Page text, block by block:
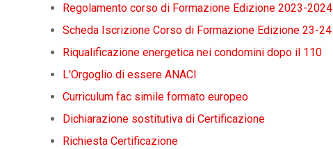
Regolamento corso di Formazione Edizione 2023-2024
Scheda Iscrizione Corso di Formazione Edizione 23-24
Riqualificazione energetica nei condomini dopo il 110
L'Orgoglio di essere ANACI
Curriculum fac simile formato europeo
Dichiarazione sostitutiva di Certificazione
Richiesta Certificazione